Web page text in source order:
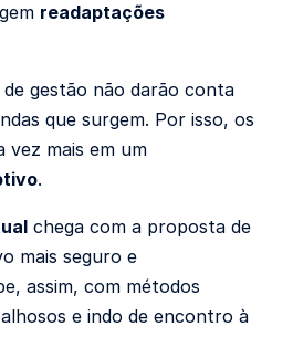
readaptações
gestão não darão conta
que surgem. Por isso, os
vez mais em um
.
chega com a proposta de
mais seguro e
assim, com métodos
e indo de encontro à